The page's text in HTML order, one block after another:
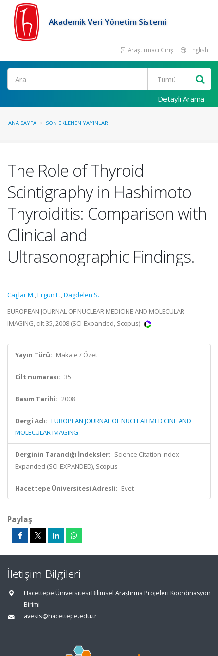
Akademik Veri Yönetim Sistemi
Araştırmacı Girişi English
Ara
Detaylı Arama
ANA SAYFA SON EKLENEN YAYINLAR
The Role of Thyroid
Scintigraphy in Hashimoto
Thyroiditis: Comparison with
Clinical and
Ultrasonographic Findings.
Caglar M.,Ergun E.,Dagdelen S.
EUROPEAN JOURNAL OF NUCLEAR MEDICINE AND MOLECULAR
IMAGING, cilt.35, 2008 (SCI-Expanded, Scopus)
Yayın Türü: Makale / Özet
Cilt numarası: 35
Basım Tarihi: 2008
Dergi Adı: EUROPEAN JOURNAL OF NUCLEAR MEDICINE AND
MOLECULAR IMAGING
Derginin Tarandığı İndeksler: Science Citation Index
Expanded (SCI-EXPANDED), Scopus
Hacettepe Üniversitesi Adresli: Evet
Paylaş
İletişim Bilgileri
Hacettepe Üniversitesi Bilimsel Araştırma Projeleri Koordinasyon
Birimi
avesis@hacettepe.edu.tr